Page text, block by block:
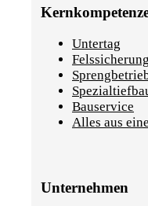
Untertag
Felssicherung
Bauservice
Alles aus
Unternehmen